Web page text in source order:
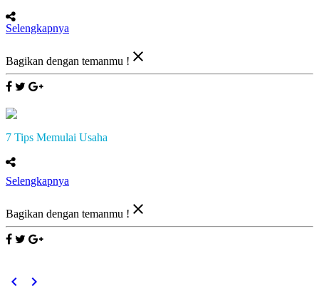
Selengkapnya
Bagikan dengan temanmu ! close
7 Tips Memulai Usaha
Selengkapnya
Bagikan dengan temanmu ! close
keyboard_arrow_left keyboard_arrow_right